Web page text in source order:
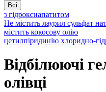
Всі
з гідроксиапатитом
Не містить лаурил сульфат
містить кокосову олію
цетилпіридинію хлоридно-
Відбілюючі
олівці